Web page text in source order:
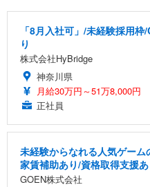
「8月入社可」/未経験採用
り
株式会社HyBridge
神奈川県
月給30万円～51万8,000円
正社員
未経験からなれる人気ゲーム
家賃補助あり/資格取得支援あ
GOEN株式会社